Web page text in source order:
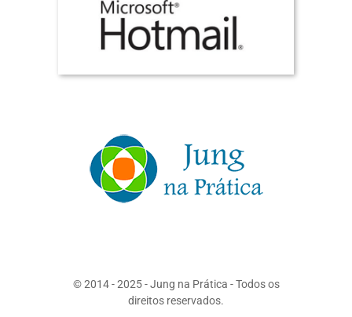
© 2014 - 2025 - Jung na Prática - Todos os
direitos reservados.